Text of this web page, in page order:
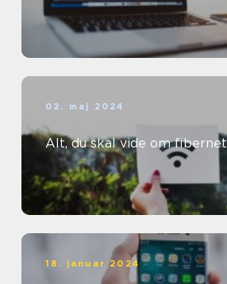
02. maj 2024
Alt, du skal vide om fibernet
18. januar 2024